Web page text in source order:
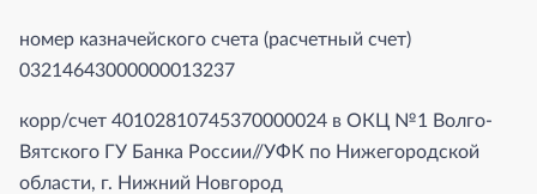
номер казначейского счета (расчетный счет)
03214643000000013237
корр/счет 40102810745370000024 в ОКЦ №1 Волго-
Вятского ГУ Банка России//УФК по Нижегородской
области, г. Нижний Новгород